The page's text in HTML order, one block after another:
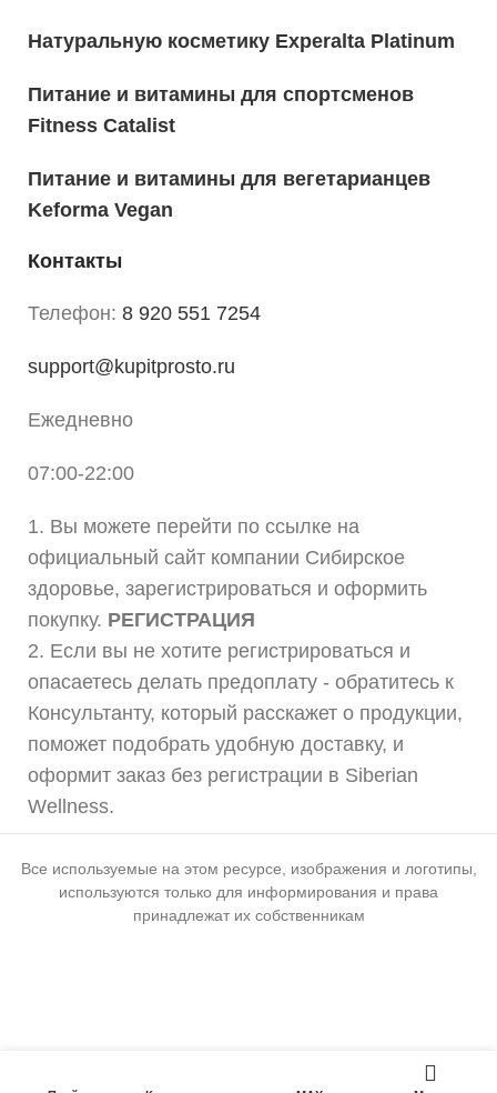
Натуральную косметику Experalta Platinum
Питание и витамины для спортсменов
Fitness Catalist
Питание и витамины для вегетарианцев
Keforma Vegan
Контакты
Телефон: 8 920 551 7254
support@kupitprosto.ru
Ежедневно
07:00-22:00
1. Вы можете перейти по ссылке на
официальный сайт компании Сибирское
здоровье, зарегистрироваться и оформить
покупку. РЕГИСТРАЦИЯ
2. Если вы не хотите регистрироваться и
опасаетесь делать предоплату - обратитесь к
Консультанту, который расскажет о продукции,
поможет подобрать удобную доставку, и
оформит заказ без регистрации в Siberian
Wellness.
Все используемые на этом ресурсе, изображения и логотипы,
используются только для информирования и права
принадлежат их собственникам